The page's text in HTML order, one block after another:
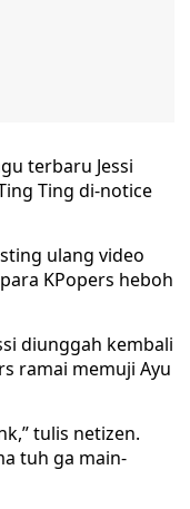
terbaru Jessi
Ting di-notice
ulang video
KPopers heboh
diunggah kembali
ramai memuji Ayu
tulis netizen.
tuh ga main-